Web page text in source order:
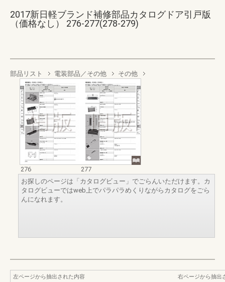
2017新日軽ブランド補修部品カタログドア引戸版
（価格なし） 276-277(278-279)
部品リスト 電装部品／その他 その他
276
277
お探しのページは「カタログビュー」でごらんいただけます。カ
タログビューではweb上でパラパラめくりながらカタログをごら
んになれます。
左ページから抽出された内容
右ページから抽出